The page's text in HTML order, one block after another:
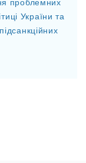
проблемних
України та